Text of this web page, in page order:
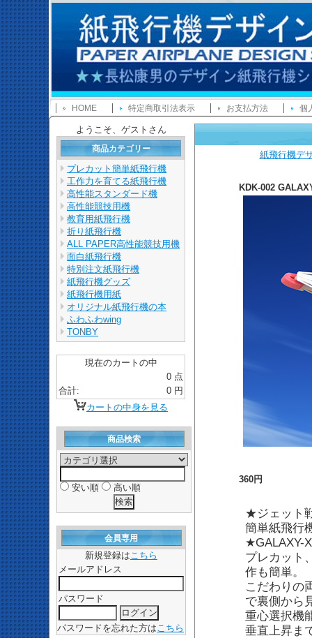
HOME 特定商取引法表示 お支払方法 個
ようこそ、ゲストさん
商品カテゴリー
プレカット簡単紙飛行機
工作力を育てる紙飛行機
高性能スタンダード機
高性能競技用機
教育用紙飛行機
折り紙飛行機
ALL PAPER高性能競技用機
面白紙飛行機
特別注文紙飛行機
紙飛行機グッズ
紙飛行機用紙
オリジナル紙飛行機の本
ふわふわwing
TONBY
現在のカートの中
0 点
合計:
0 円
カートの中身を見る
商品検索
安い順 高い順
会員専用
新規登録はこちら
メールアドレス
パスワード
パスワードを忘れた方はこちら
紙飛行機デ
KDK-002
360円
★ジェット
簡単紙飛行
★GALAXY-
プレカット
作も簡単。
こだわりの
で裏側から
重心選択機
垂直上昇ま